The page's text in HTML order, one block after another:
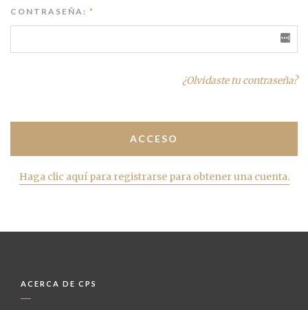
CONTRASEÑA: *
¿Olvidaste tu contraseña?
Haga clic aquí para registrarse para obtener una cuenta.
ACERCA DE CPS